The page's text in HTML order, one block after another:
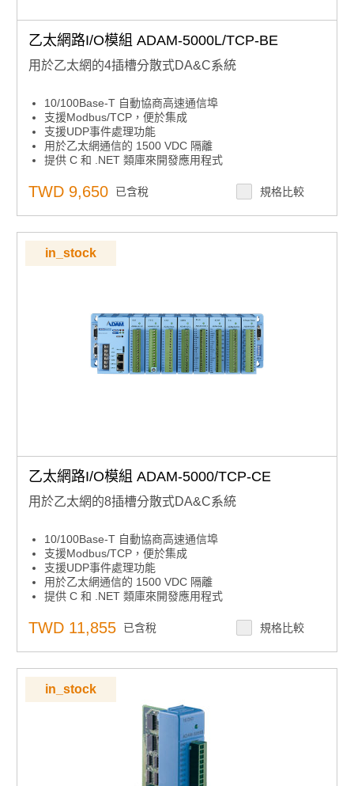
乙太網路I/O模組 ADAM-5000L/TCP-BE
用於乙太網的4插槽分散式DA&C系統
10/100Base-T 自動協商高速通信埠
支援Modbus/TCP，便於集成
支援UDP事件處理功能
用於乙太網通信的 1500 VDC 隔離
提供 C 和 .NET 類庫來開發應用程式
Windows實用程式- I/O模組設定和校準- 網路自動搜尋-
資料流設置- 目前狀態監控和報警觸發
4 個 I/O 插槽，用於多達 64 個點的數據監測和控制
允許 8 台主機 PC 併發訪問
允許通過乙太網進行遠端配置
最遠 100 m 的通信距離，不帶中繼器
TWD 9,650 已含稅 規格比較
in_stock
乙太網路I/O模組 ADAM-5000/TCP-CE
用於乙太網的8插槽分散式DA&C系統
10/100Base-T 自動協商高速通信埠
支援Modbus/TCP，便於集成
支援UDP事件處理功能
用於乙太網通信的 1500 VDC 隔離
提供 C 和 .NET 類庫來開發應用程式
Windows實用程式- I/O模組設定和校準- 網路自動搜尋-
資料流設置- 目前狀態監控和報警觸發
8 個 I/O 插槽，用於多達 128 個點的數據監控和控制
允許 8 台主機 PC 併發訪問
允許通過乙太網進行遠端配置
最遠 100 m 的通信距離，不帶中繼器
ARM 32 位 RISC CPU
TWD 11,855 已含稅 規格比較
in_stock